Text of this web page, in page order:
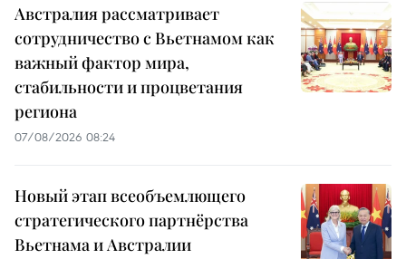
Австралия рассматривает
сотрудничество с Вьетнамом как
важный фактор мира,
стабильности и процветания
региона
07/08/2026 08:24
Новый этап всеобъемлющего
стратегического партнёрства
Вьетнама и Австралии